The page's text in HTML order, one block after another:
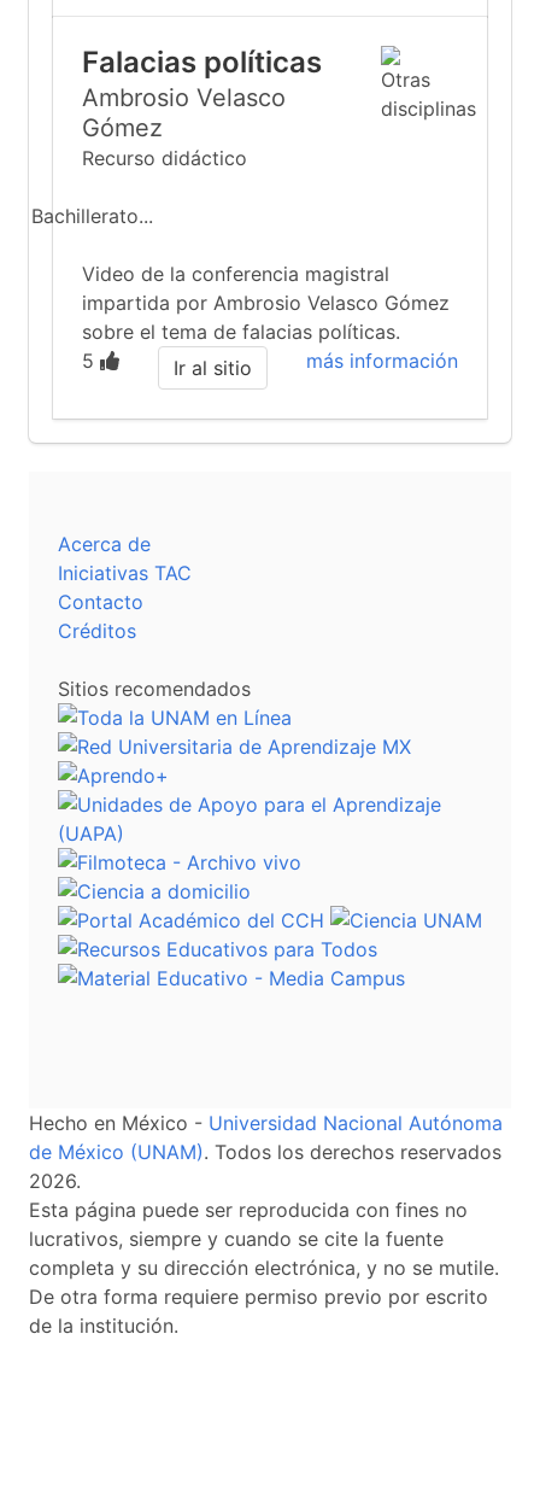
Falacias políticas
Ambrosio Velasco
Gómez
Recurso didáctico
Bachillerato...
Video de la conferencia magistral
impartida por Ambrosio Velasco Gómez
sobre el tema de falacias políticas.
5
más información
Ir al sitio
Acerca de
Iniciativas TAC
Contacto
Créditos
Sitios recomendados
Hecho en México - Universidad Nacional Autónoma
de México (UNAM). Todos los derechos reservados
2026.
Esta página puede ser reproducida con fines no
lucrativos, siempre y cuando se cite la fuente
completa y su dirección electrónica, y no se mutile.
De otra forma requiere permiso previo por escrito
de la institución.